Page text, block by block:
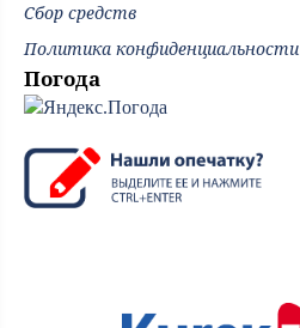
Сбор средств
Политика конфиденциальности
Погода